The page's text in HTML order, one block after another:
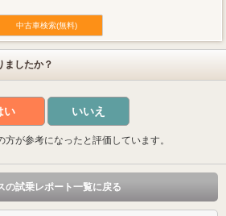
中古車検索(無料)
ましたか？
い いいえ
方が参考になったと評価しています。
の試乗レポート一覧に戻る